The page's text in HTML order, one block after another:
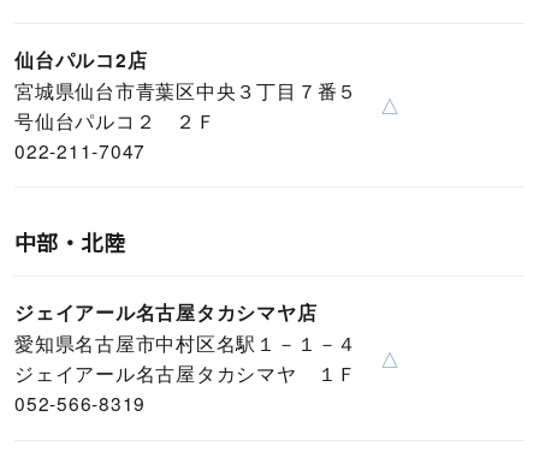
仙台パルコ2店
宮城県仙台市青葉区中央３丁目７番５
号仙台パルコ２ ２Ｆ
022-211-7047
△
中部・北陸
ジェイアール名古屋タカシマヤ店
愛知県名古屋市中村区名駅１－１－４
ジェイアール名古屋タカシマヤ １Ｆ
052-566-8319
△